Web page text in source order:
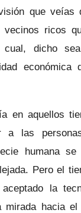
que veías
ricos
cual, dicho
económica
en aquellos
a las
humana se
Pero el
la
mirada hacia